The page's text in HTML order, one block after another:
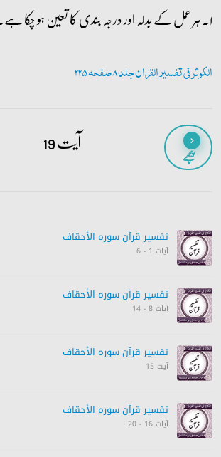
۱۔ ہر عمل کے بدلہ اور درجہ بندی کا تعین ہو چکا ہے۔
الکوثر فی تفسیر القران جلد 8 صفحہ 225
پیچھے آیت 19
تفسیر قرآن سورہ ‎الأحقاف
آیات 1 - 6
تفسیر قرآن سورہ ‎الأحقاف
آیات 8 - 14
تفسیر قرآن سورہ ‎الأحقاف
آیت 15
تفسیر قرآن سورہ ‎الأحقاف
آیات 16 - 20